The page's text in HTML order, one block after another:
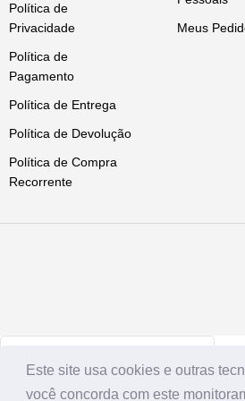
Sobre o Fabricante
Outras Informações
Política de
Privacidade
Política de
Pagamento
Política de Entrega
Política de Devolução
Política de Compra
Recorrente
Meus
Este site usa cookies e outras
você concorda com este